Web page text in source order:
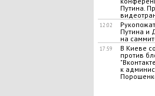
Путина.
12:02
Путина и
на
17:59
В Киеве
против
к